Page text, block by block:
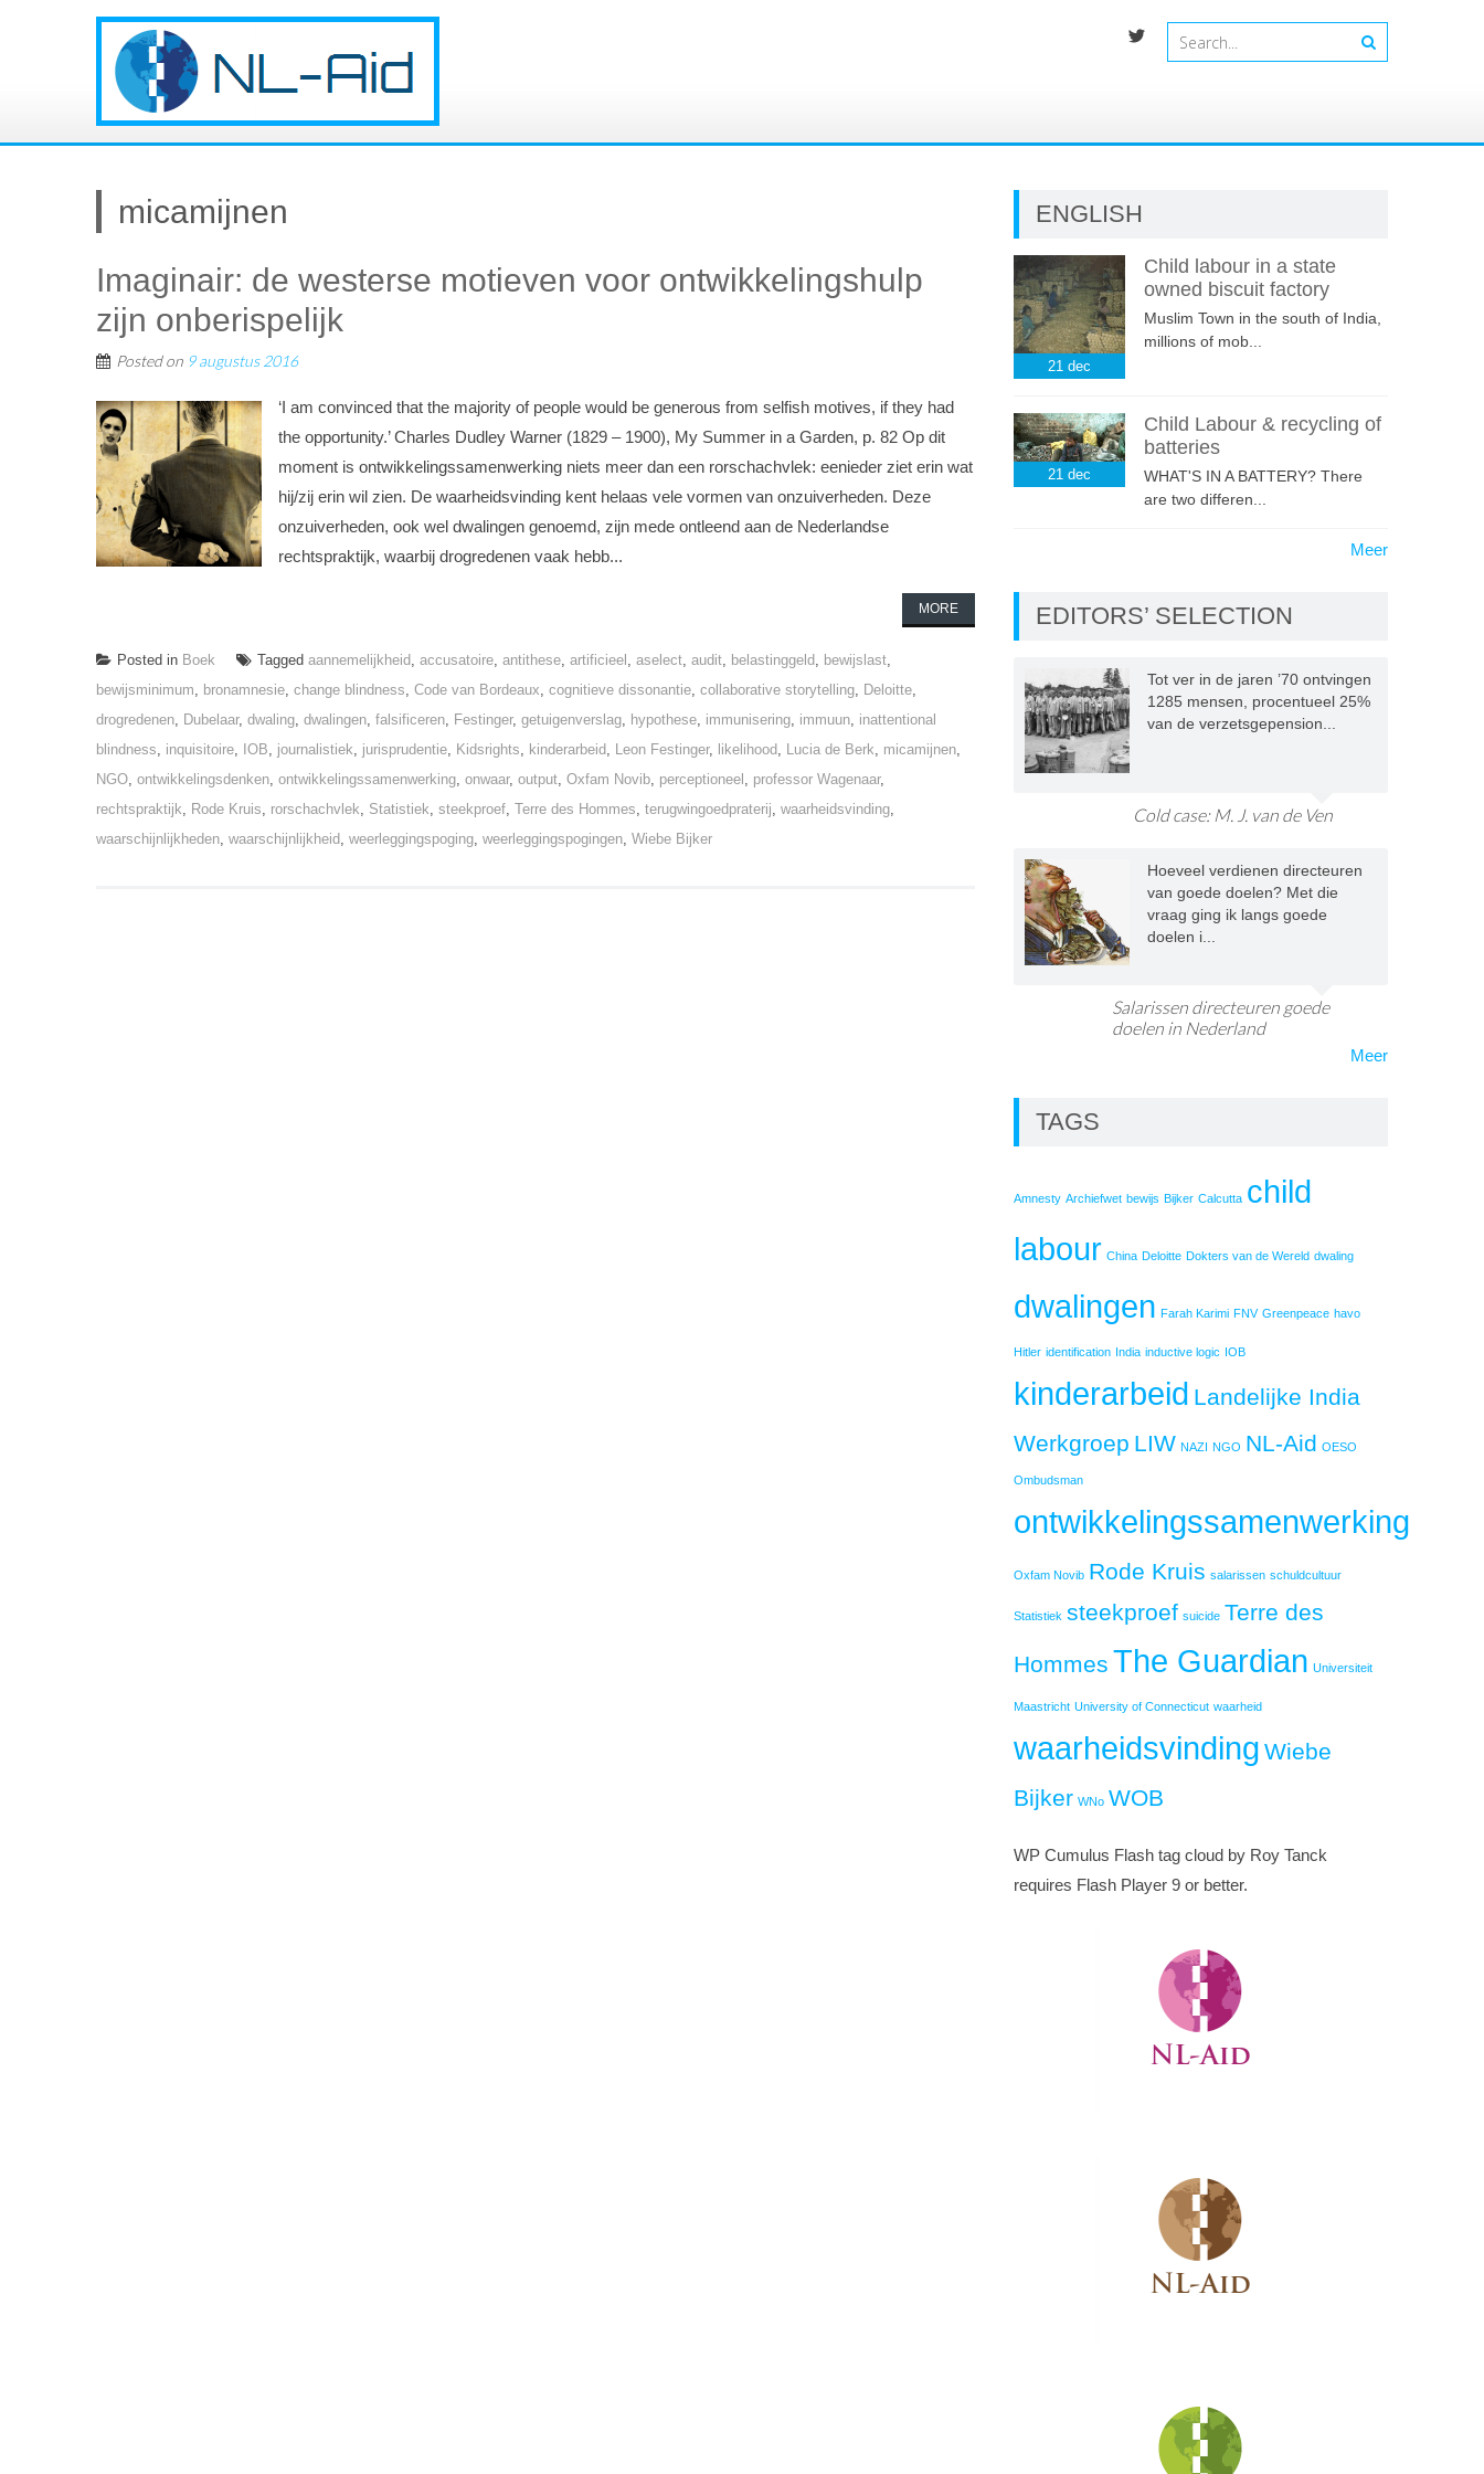
micamijnen
Imaginair: de westerse motieven voor ontwikkelingshulp
zijn onberispelijk
Posted on 9 augustus 2016
‘I am convinced that the majority of people would be generous from selfish motives, if they had
the opportunity.’ Charles Dudley Warner (1829 – 1900), My Summer in a Garden, p. 82 Op dit
moment is ontwikkelingssamenwerking niets meer dan een rorschachvlek: eenieder ziet erin wat
hij/zij erin wil zien. De waarheidsvinding kent helaas vele vormen van onzuiverheden. Deze
onzuiverheden, ook wel dwalingen genoemd, zijn mede ontleend aan de Nederlandse
rechtspraktijk, waarbij drogredenen vaak hebb...
MORE
Posted in Boek Tagged aannemelijkheid, accusatoire, antithese, artificieel , aselect, audit, belastinggeld, bewijslast,
bewijsminimum, bronamnesie, change blindness, Code van Bordeaux, cognitieve dissonantie, collaborative storytelling, Deloitte,
drogredenen, Dubelaar, dwaling, dwalingen, falsificeren, Festinger, getuigenverslag, hypothese, immunisering, immuun, inattentional
blindness, inquisitoire, IOB, journalistiek, jurisprudentie, Kidsrights, kinderarbeid, Leon Festinger, likelihood, Lucia de Berk, micamijnen,
NGO, ontwikkelingsdenken, ontwikkelingssamenwerking, onwaar, output, Oxfam Novib, perceptioneel , professor Wagenaar,
rechtspraktijk, Rode Kruis, rorschachvlek, Statistiek, steekproef, Terre des Hommes, terugwingoedpraterij, waarheidsvinding,
waarschijnlijkheden, waarschijnlijkheid, weerleggingspoging, weerleggingspogingen, Wiebe Bijker
ENGLISH
21 dec
Child labour in a state
owned biscuit factory
Muslim Town in the south of India,
millions of mob...
21 dec
Child Labour & recycling of
batteries
WHAT'S IN A BATTERY? There
are two differen...
Meer
EDITORS’ SELECTION
Tot ver in de jaren ’70 ontvingen
1285 mensen, procentueel 25%
van de verzetsgepension...
Cold case: M. J. van de Ven
Hoeveel verdienen directeuren
van goede doelen? Met die
vraag ging ik langs goede
doelen i...
Salarissen directeuren goede
doelen in Nederland
Meer
TAGS
Amnesty Archiefwet bewijs Bijker Calcutta child
labour China Deloitte Dokters van de Wereld dwaling
dwalingen Farah Karimi FNV Greenpeace havo
Hitler identification India inductive logic IOB
kinderarbeid Landelijke India
Werkgroep LIW NAZI NGO NL-Aid OESO
Ombudsman
ontwikkelingssamenwerking
Oxfam Novib Rode Kruis salarissen schuldcultuur
Statistiek steekproef suicide Terre des
Hommes The Guardian Universiteit
Maastricht University of Connecticut waarheid
waarheidsvinding Wiebe
Bijker WNo WOB
WP Cumulus Flash tag cloud by Roy Tanck
requires Flash Player 9 or better.